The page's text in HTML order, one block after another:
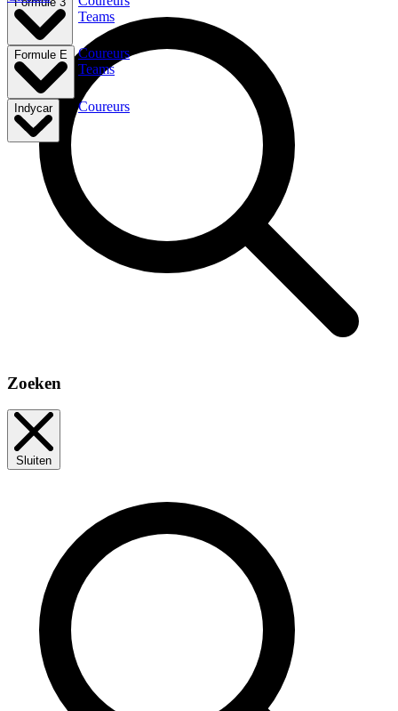
Teams
Formule E
Coureurs
Teams
Indycar Coureurs
Zoeken
Sluiten